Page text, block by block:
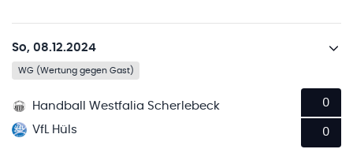
So, 08.12.2024
WG (Wertung gegen Gast)
Handball Westfalia Scherlebeck
VfL Hüls
0
0